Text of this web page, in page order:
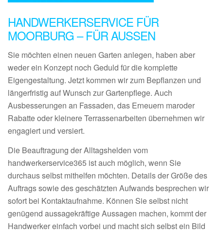
HANDWERKERSERVICE FÜR
MOORBURG – FÜR AUSSEN
Sie möchten einen neuen Garten anlegen, haben aber
weder ein Konzept noch Geduld für die komplette
Eigengestaltung. Jetzt kommen wir zum Bepflanzen und
längerfristig auf Wunsch zur Gartenpflege. Auch
Ausbesserungen an Fassaden, das Erneuern maroder
Rabatte oder kleinere Terrassenarbeiten übernehmen wir
engagiert und versiert.
Die Beauftragung der Alltagshelden vom
handwerkerservice365 ist auch möglich, wenn Sie
durchaus selbst mithelfen möchten. Details der Größe des
Auftrags sowie des geschätzten Aufwands besprechen wir
sofort bei Kontaktaufnahme. Können Sie selbst nicht
genügend aussagekräftige Aussagen machen, kommt der
Handwerker einfach vorbei und macht sich selbst ein Bild